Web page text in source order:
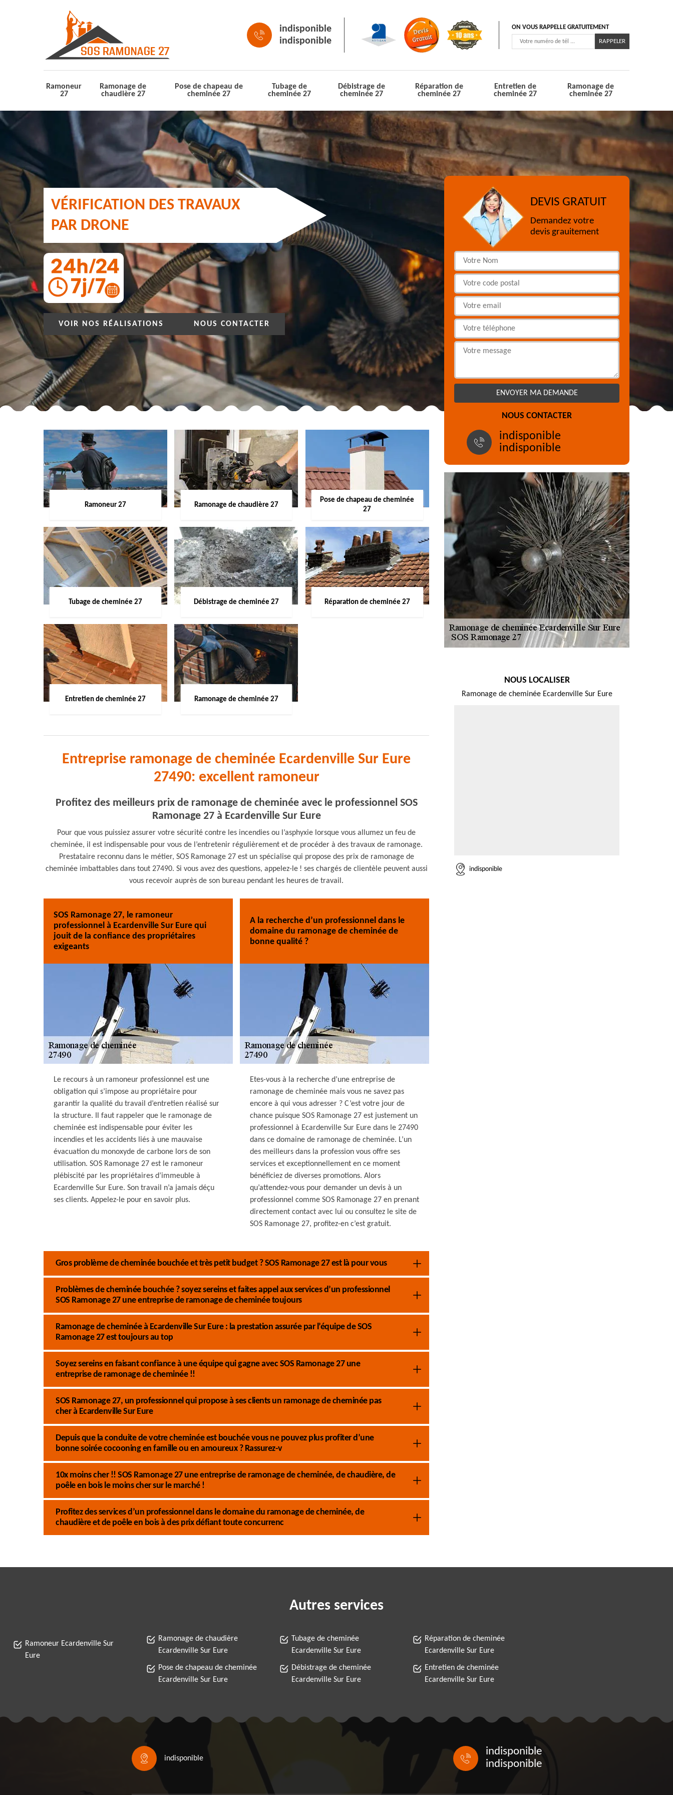
indisponible
indisponible
ON VOUS RAPPELLE GRATUITEMENT
Ramoneur
27
Ramonage de
chaudière 27
Pose de chapeau de
cheminée 27
Tubage de
cheminée 27
Débistrage de
cheminée 27
Réparation de
cheminée 27
Entretien de
cheminée 27
Ramonage de
cheminée 27
VÉRIFICATION DES TRAVAUX
PAR DRONE
VOIR NOS RÉALISATIONS NOUS CONTACTER
Ramoneur 27 Ramonage de chaudière 27
Pose de chapeau de cheminée
27
Tubage de cheminée 27 Débistrage de cheminée 27 Réparation de cheminée 27
Entretien de cheminée 27 Ramonage de cheminée 27
Entreprise ramonage de cheminée Ecardenville Sur Eure
27490: excellent ramoneur
Profitez des meilleurs prix de ramonage de cheminée avec le professionnel SOS
Ramonage 27 à Ecardenville Sur Eure
Pour que vous puissiez assurer votre sécurité contre les incendies ou l’asphyxie lorsque vous allumez un feu de
cheminée, il est indispensable pour vous de l’entretenir régulièrement et de procéder à des travaux de ramonage.
Prestataire reconnu dans le métier, SOS Ramonage 27 est un spécialise qui propose des prix de ramonage de
cheminée imbattables dans tout 27490. Si vous avez des questions, appelez-le ! ses chargés de clientèle peuvent aussi
vous recevoir auprès de son bureau pendant les heures de travail.
SOS Ramonage 27, le ramoneur
professionnel à Ecardenville Sur Eure qui
jouit de la confiance des propriétaires
exigeants
Le recours à un ramoneur professionnel est une
obligation qui s’impose au propriétaire pour
garantir la qualité du travail d’entretien réalisé sur
la structure. Il faut rappeler que le ramonage de
cheminée est indispensable pour éviter les
incendies et les accidents liés à une mauvaise
évacuation du monoxyde de carbone lors de son
utilisation. SOS Ramonage 27 est le ramoneur
plébiscité par les propriétaires d’immeuble à
Ecardenville Sur Eure. Son travail n’a jamais déçu
ses clients. Appelez-le pour en savoir plus.
A la recherche d’un professionnel dans le
domaine du ramonage de cheminée de
bonne qualité ?
Etes-vous à la recherche d’une entreprise de
ramonage de cheminée mais vous ne savez pas
encore à qui vous adresser ? C’est votre jour de
chance puisque SOS Ramonage 27 est justement un
professionnel à Ecardenville Sur Eure dans le 27490
dans ce domaine de ramonage de cheminée. L’un
des meilleurs dans la profession vous offre ses
services et exceptionnellement en ce moment
bénéficiez de diverses promotions. Alors
qu’attendez-vous pour demander un devis à un
professionnel comme SOS Ramonage 27 en prenant
directement contact avec lui ou consultez le site de
SOS Ramonage 27, profitez-en c’est gratuit.
Gros problème de cheminée bouchée et très petit budget ? SOS Ramonage 27 est là pour vous
Problèmes de cheminée bouchée ? soyez sereins et faites appel aux services d’un professionnel
SOS Ramonage 27 une entreprise de ramonage de cheminée toujours
Ramonage de cheminée à Ecardenville Sur Eure : la prestation assurée par l’équipe de SOS
Ramonage 27 est toujours au top
Soyez sereins en faisant confiance à une équipe qui gagne avec SOS Ramonage 27 une
entreprise de ramonage de cheminée !!
SOS Ramonage 27, un professionnel qui propose à ses clients un ramonage de cheminée pas
cher à Ecardenville Sur Eure
Depuis que la conduite de votre cheminée est bouchée vous ne pouvez plus profiter d’une
bonne soirée cocooning en famille ou en amoureux ? Rassurez-v
10x moins cher !! SOS Ramonage 27 une entreprise de ramonage de cheminée, de chaudière, de
poêle en bois le moins cher sur le marché !
Profitez des services d’un professionnel dans le domaine du ramonage de cheminée, de
chaudière et de poêle en bois à des prix défiant toute concurrenc
DEVIS GRATUIT
Demandez votre
devis grauitement
NOUS CONTACTER
indisponible
indisponible
NOUS LOCALISER
Ramonage de cheminée Ecardenville Sur Eure
indisponible
Autres services
Ramoneur Ecardenville Sur
Eure
Ramonage de chaudière
Ecardenville Sur Eure
Pose de chapeau de cheminée
Ecardenville Sur Eure
Tubage de cheminée
Ecardenville Sur Eure
Débistrage de cheminée
Ecardenville Sur Eure
Réparation de cheminée
Ecardenville Sur Eure
Entretien de cheminée
Ecardenville Sur Eure
indisponible
indisponible
indisponible